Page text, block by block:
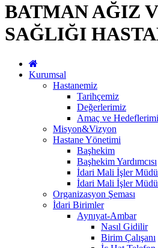
BATMAN AĞIZ
SAĞLIĞI
Kurumsal
Hastanemiz
Tarihçemiz
Değerlerimiz
Amaç ve
Misyon&Vizyon
Hastane Yönetimi
Başhekim
Başhekim Yardımcısı
İdari Mali İşler
İdari Mali İşler Müdür
Organizasyon Şeması
İdari Birimler
Aynıyat-Ambar
Nasıl Gidilir
Birim Çalışanı